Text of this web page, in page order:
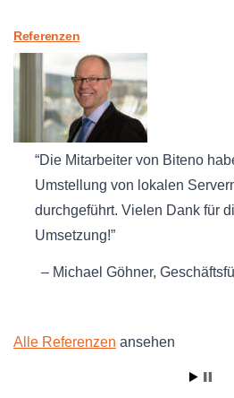
Referenzen
Die Mitarbeiter von Biteno
Umstellung von lokalen
durchgeführt. Vielen Dank für
Umsetzung!
Michael Göhner
Alle Referenzen ansehen